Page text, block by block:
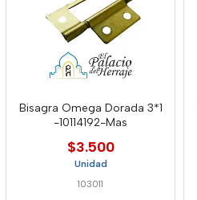
Bisagra Omega Dorada 3*1
-10114192-Mas
$3.500
Unidad
103011